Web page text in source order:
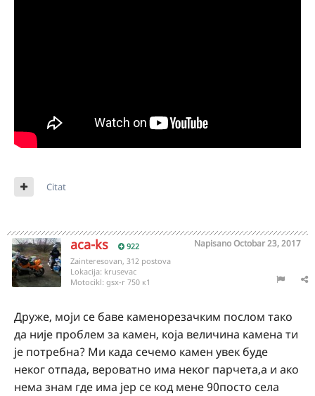
Citat
aca-ks 922 NapisanoOctobar 23, 2017
Zainteresovan, 312 postova
Lokacija: krusevac
Motocikl: gsx-r 750 к1
Друже, моји се баве каменорезачким послом тако
да није проблем за камен, која величина камена ти
је потребна? Ми када сечемо камен увек буде
неког отпада, вероватно има неког парчета,а и ако
нема знам где има јер се код мене 90посто села